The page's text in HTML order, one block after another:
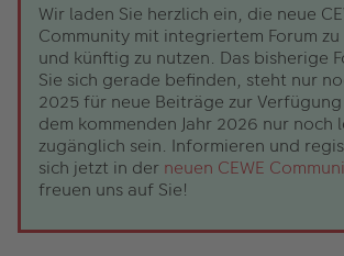
Wir laden Sie herzlich ein, die neue
Community mit integriertem Forum
und künftig zu nutzen. Das bisherige
Sie sich gerade befinden, steht nur
2025 für neue Beiträge zur
dem kommenden Jahr 2026 nur noch
zugänglich sein. Informieren und
sich jetzt in der neuen CEWE
freuen uns auf Sie!